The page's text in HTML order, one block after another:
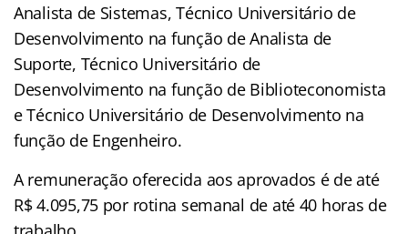
Analista de Sistemas, Técnico Universitário de
Desenvolvimento na função de Analista de
Suporte, Técnico Universitário de
Desenvolvimento na função de Biblioteconomista
e Técnico Universitário de Desenvolvimento na
função de Engenheiro.
A remuneração oferecida aos aprovados é de até
R$ 4.095,75 por rotina semanal de até 40 horas de